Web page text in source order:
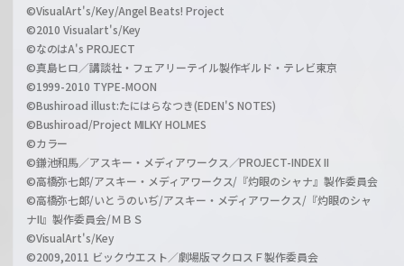
©VisualArt's/Key/Angel Beats! Project
©2010 Visualart's/Key
©なのはA's PROJECT
©真島ヒロ／講談社・フェアリーテイル製作ギルド・テレビ東京
©1999-2010 TYPE-MOON
©Bushiroad illust:たにはらなつき(EDEN'S NOTES)
©Bushiroad/Project MILKY HOLMES
©カラー
©鎌池和馬／アスキー・メディアワークス／PROJECT-INDEX II
©高橋弥七郎/アスキー・メディアワークス/『灼眼のシャナ』製作委員会
©高橋弥七郎/いとうのいぢ/アスキー・メディアワークス/『灼眼のシャ
ナII』製作委員会/ＭＢＳ
©VisualArt's/Key
©2009,2011 ビックウエスト／劇場版マクロスＦ製作委員会